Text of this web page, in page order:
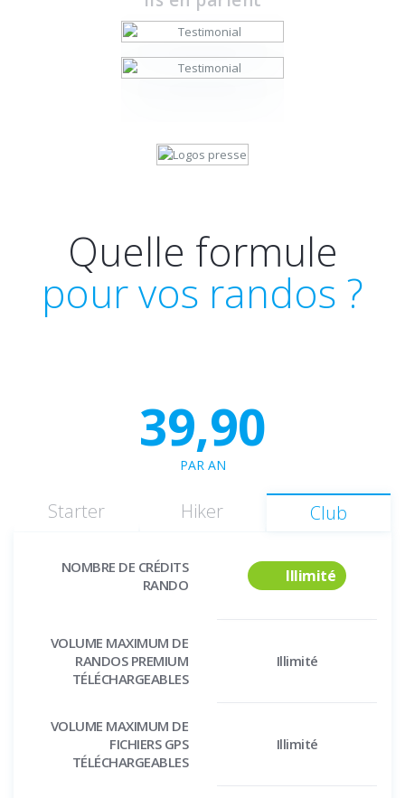
Quelle formule
pour vos randos ?
39,90
PAR AN
Starter Hiker Club
NOMBRE DE CRÉDITS
RANDO
Illimité
VOLUME MAXIMUM DE
RANDOS PREMIUM
TÉLÉCHARGEABLES
Illimité
VOLUME MAXIMUM DE
FICHIERS GPS
TÉLÉCHARGEABLES
Illimité